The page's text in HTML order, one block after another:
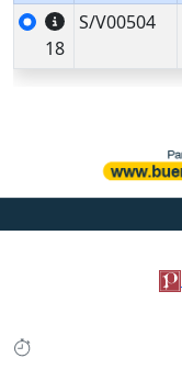
18
S/V00504